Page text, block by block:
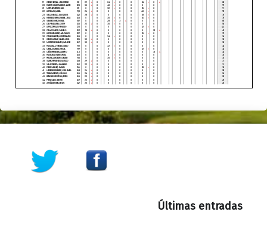
Skip back to main navigation
Últimas entradas